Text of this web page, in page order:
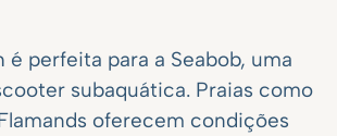
é perfeita para a Seabob, uma
subaquática. Praias como
oferecem condições